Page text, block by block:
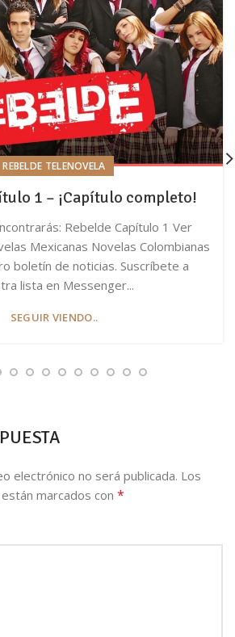
REBELDE TELENOVELA
1 – ¡Capítulo completo!
Rebelde Capítulo 1 Ver
Mexicanas Novelas Colombianas
boletín de noticias. Suscríbete a
lista en Messenger...
SEGUIR VIENDO..
electrónico no será publicada. Los
marcados con *